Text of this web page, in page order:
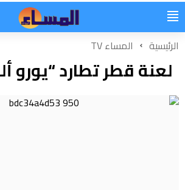
الرئيسية المساء TV
لعنة قطر تطارد “يورو